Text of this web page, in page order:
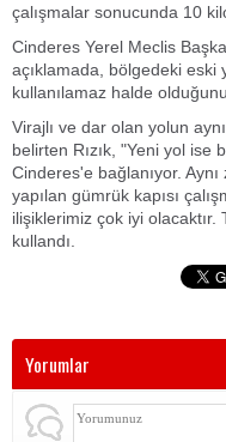
çalışmalar sonucunda 10
Cinderes Yerel Meclis
açıklamada, bölgedeki eski
kullanılamaz halde
Virajlı ve dar olan yolun
belirten Rızık, "Yeni yol
Cinderes'e bağlanıyor.
yapılan gümrük kapısı
ilişiklerimiz çok iyi
kullandı.
Yorumlar